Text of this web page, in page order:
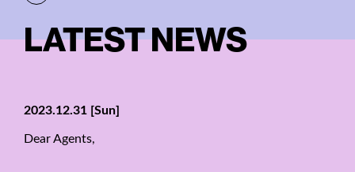
LATEST NEWS
2023.12.31 [Sun]
Dear Agents,